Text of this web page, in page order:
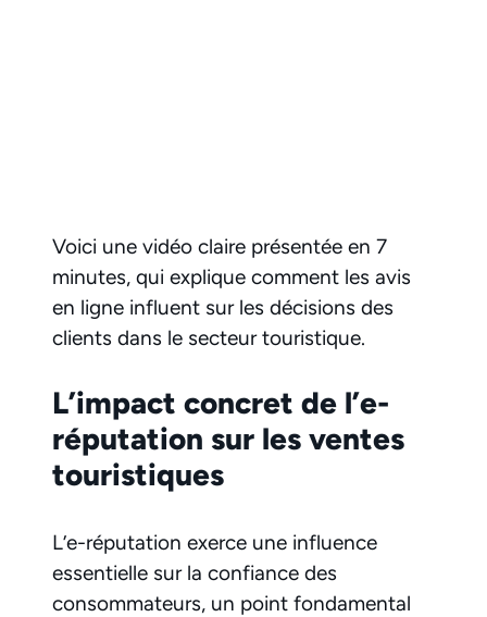
Voici une vidéo claire présentée en 7
minutes, qui explique comment les avis
en ligne influent sur les décisions des
clients dans le secteur touristique.
L’impact concret de l’e-
réputation sur les ventes
touristiques
L’e-réputation exerce une influence
essentielle sur la confiance des
consommateurs, un point fondamental